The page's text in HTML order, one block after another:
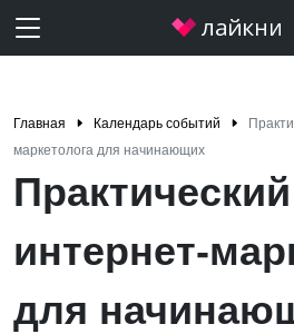
Главная Календарь событий
маркетолога для начинающих
интернет-
для